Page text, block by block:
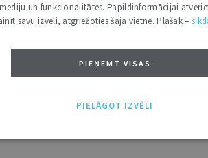
un funkcionalitātes. Papildinformācijai
savu izvēli, atgriežoties šajā vietnē. Plašāk –
PIEŅEMT VISAS
PIELĀGOT IZVĒLI